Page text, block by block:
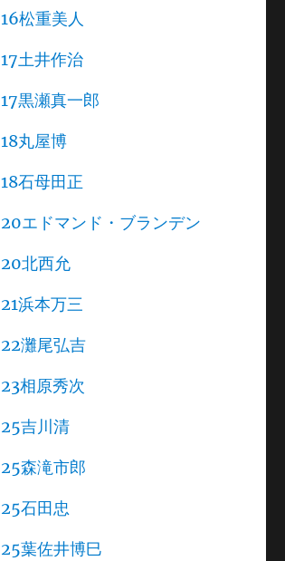
16松重美人
17土井作治
17黒瀬真一郎
18丸屋博
18石母田正
20エドマンド・ブランデン
20北西允
21浜本万三
22灘尾弘吉
23相原秀次
25吉川清
25森滝市郎
25石田忠
25葉佐井博巳